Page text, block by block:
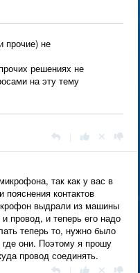
прочие) не
решениях не
на эту тему
так как у вас в
пояснения контактов
выдрали из машины
провод, и теперь его надо
теперь то, нужно было
где они. Поэтому я прошу
провод соединять.